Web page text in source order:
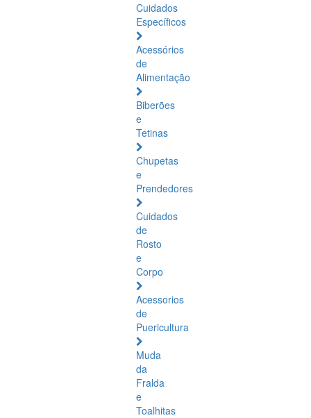
Cuidados
Específicos
Acessórios
de
Alimentação
Biberões
e
Tetinas
Chupetas
e
Prendedores
Cuidados
de
Rosto
e
Corpo
Acessorios
de
Puericultura
Muda
da
Fralda
e
Toalhitas